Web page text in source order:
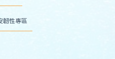
韌性專區